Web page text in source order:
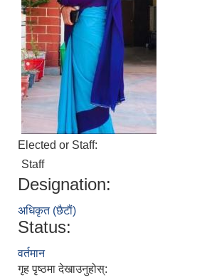
Elected or Staff:
Staff
Designation:
अधिकृत (छैटाैं)
Status:
वर्तमान
गृह पृष्ठमा देखाउनुहोस्: